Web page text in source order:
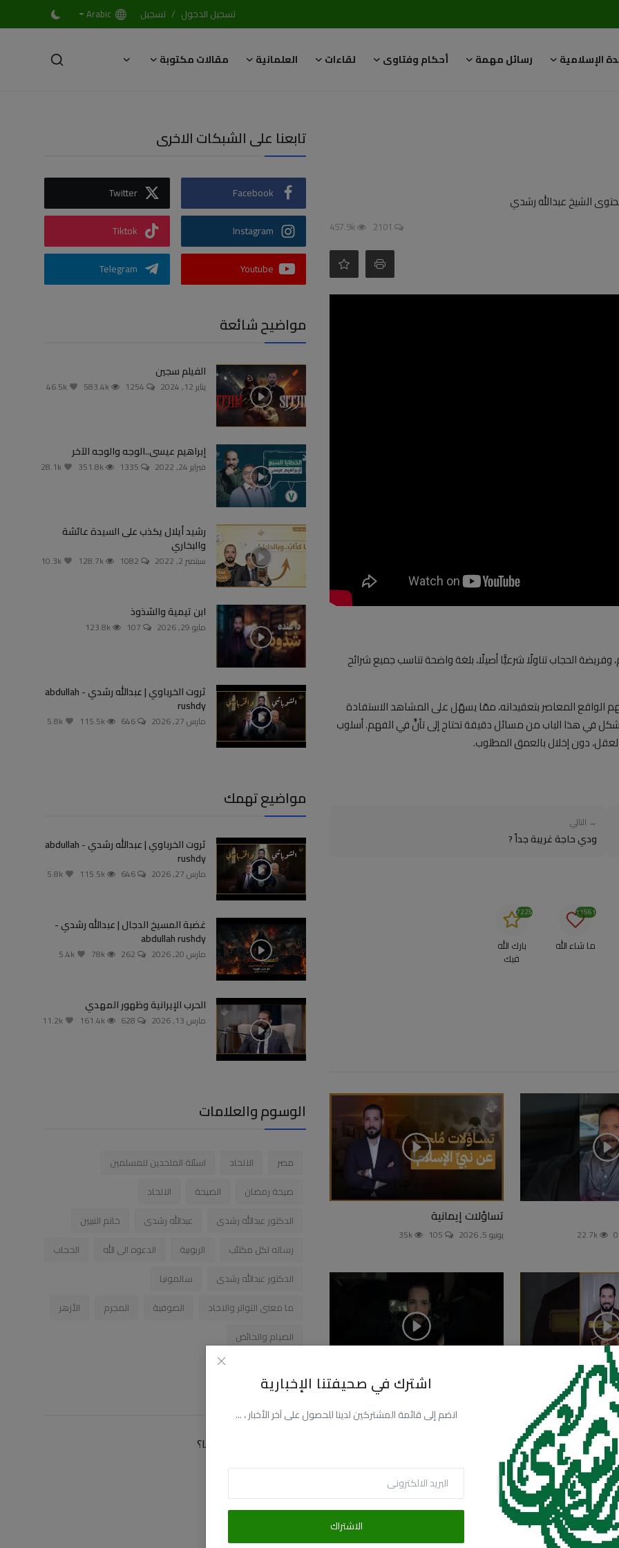
تسجيل الدخول / تسجيل Arabic
الإسلامية رسائل مهمة أحكام وفتاوى لقاءات العلمانية
مقالات مكتوبة
اشترك في صحيفتنا الإخبارية
انضم إلى قائمة المشتركين لدينا للحصول على آخر الأخبار ، ...
الاشتراك
الشيخ عبدالله رشدي
2101
457.9k
وفريضة الحجاب تناولًا شرعيًّا أصيلًا، بلغة واضحة تناسب جميع شرائح
الواقع المعاصر بتعقيداته، ممّا يسهّل على المشاهد الاستفادة
يُشكل في هذا الباب من مسائل دقيقة تحتاج إلى تأنٍّ في الفهم. أسلوب
دون إخلال بالعمق المطلوب.
→ التالي
ودي حاجة غريبة جداً ?
ما شاء الله
11561
بارك الله
فيك
7225
22.7k
تساؤلات إيمانية
يونيو 5, 2026 35k
بتعمله دا يا دكتور
154.8k
0
29.1k
تابعنا على الشبكات الاخرى
Facebook
Twitter
Instagram
Tiktok
Youtube
Telegram
مواضيح شائعة
الفيلم سجين
يناير 12, 2024 1254
583.4k
إبراهيم عيسى..الوجه والوجه الآخر
فبراير 24, 2022 1335
351.8k
رشيد أيلال يكذب على السيدة عائشة
والبخاري
سبتمبر 2, 2022 1082
128.7k
ابن تيمية والشذوذ
مايو 29, 2026 107
123.8k
ثروت الخرباوي | عبدالله رشدي - abdullah
rushdy
مارس 27, 2026 646
115.5k
مواضيع تهمك
ثروت الخرباوي | عبدالله رشدي - abdullah
rushdy
مارس 27, 2026 646
115.5k
غضبة المسيخ الدجال | عبدالله رشدي -
abdullah rushdy
مارس 20, 2026 262
78k
الحرب الإيرانية وظهور المهدي
مارس 13, 2026 628
161.4k
الوسوم والعلامات
مصر الالحاد
اسئلة الملحدين للمسلمين
صيحة رمضان
الصيحة
الالحاد
الدكتور عبدالله رشدى
عبدالله رشدى
خاتم النبيين
رساله لكل مكتئب
الربوبية الدعوه الى الله
الحجاب
الدكتور عبدالله رشدى
سالمونيا
ما معنى التواتر والاحاد
الصوفية المجرم
الأزهر
الصيام والحائض
زاوية التصويت
كيف توصلت الى موقعنا؟
عن طريق البحث
عن طريق اليوتيوب
عن طريق صديق لى